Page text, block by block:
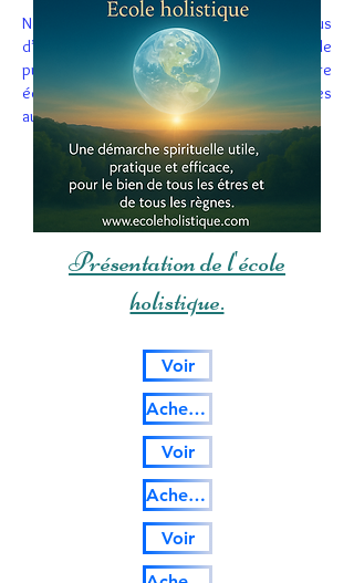
Notre but est pouvoir vivre dans plus
d’intégrité, de souveraineté, de paix et de
puissance sacrée; pour que votre lumière
éclaire autant votre propre vie que celle des
autres.
Présentation de l'école
holistique.
Voir
Acheter
Voir
Acheter
Voir